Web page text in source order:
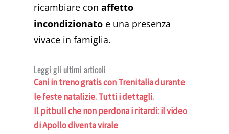
ricambiare conaffetto
incondizionato e una presenza
vivace in famiglia.
Leggi gli ultimi articoli
Cani in treno gratis con Trenitalia durante
le feste natalizie. Tutti i dettagli.
Il pitbull che non perdona i ritardi: il video
di Apollo diventa virale